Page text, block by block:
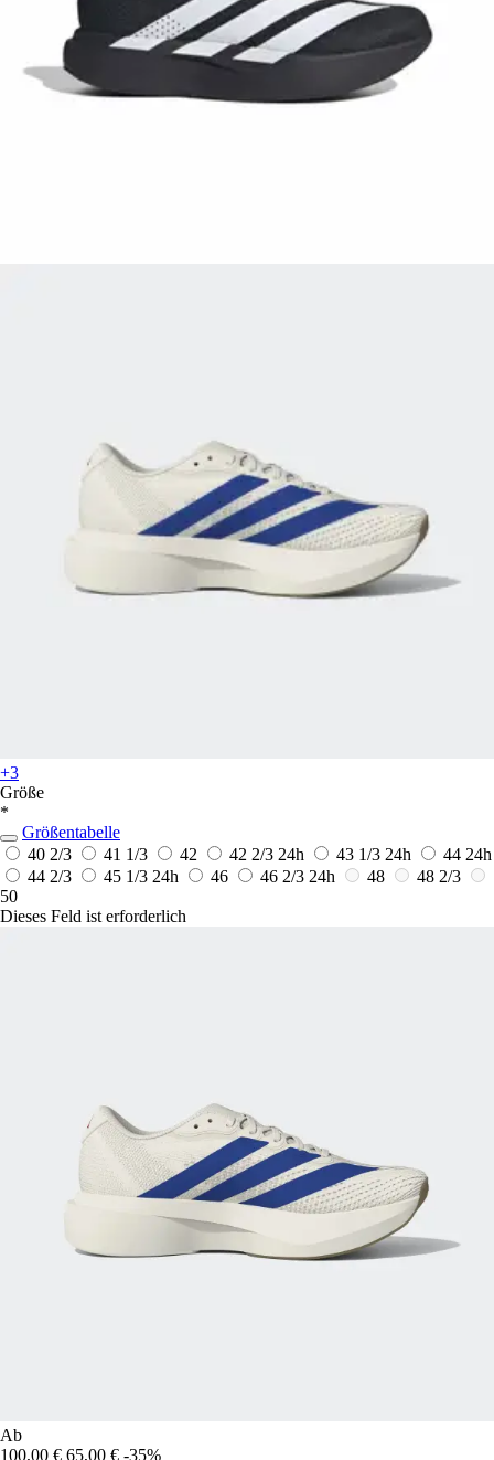
+3
Größe
*
Größentabelle
40 2/3
41 1/3 42 42 2/3 24h 43 1/3 24h 44 24h
44 2/3
45 1/3 24h 46 46 2/3 24h 48
48 2/3
50
Dieses Feld ist erforderlich
Ab
100,00 € 65,00 € -35%